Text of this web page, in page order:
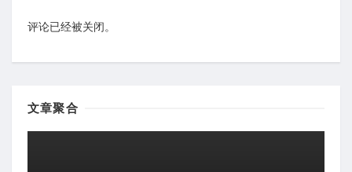
评论已经被关闭。
文章聚合